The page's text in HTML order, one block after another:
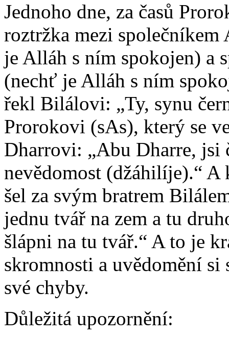
Jednoho dne, za časů
roztržka mezi
je Alláh s ním spokojen) a
(nechť je Alláh s ním
řekl Bilálovi: „Ty, synu
Prorokovi (sAs), který se
Dharrovi: „Abu Dharre, jsi
nevědomost (džáhilíje).“
šel za svým bratrem
jednu tvář na zem a tu
šlápni na tu tvář.“ A to je
skromnosti a uvědomění
své chyby.
Důležitá upozornění: